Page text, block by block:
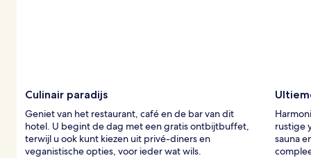
Culinair paradijs
Geniet van het restaurant, café en de bar van dit
hotel. U begint de dag met een gratis ontbijtbuffet,
terwijl u ook kunt kiezen uit privé-diners en
veganistische opties, voor ieder wat wils.
rustige
sauna